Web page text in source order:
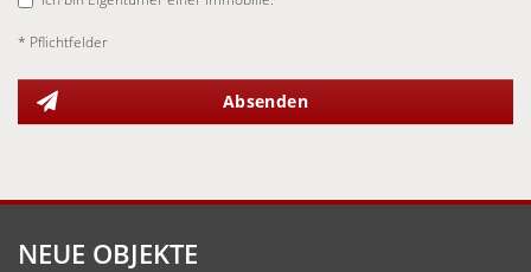
* Pflichtfelder
Absenden
NEUE OBJEKTE